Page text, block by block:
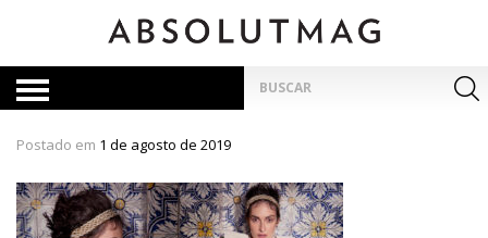
por:
Postado em 1 de agosto de 2019